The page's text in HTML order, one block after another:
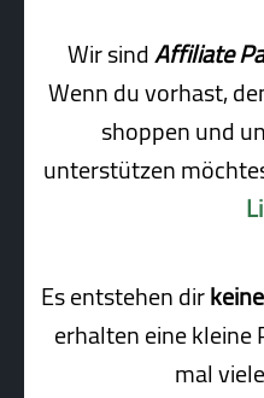
Wir sindAffiliate
Wenn du vorhast,
shoppen und
unterstützen
Es entstehen dir
erhalten eine kleine
mal